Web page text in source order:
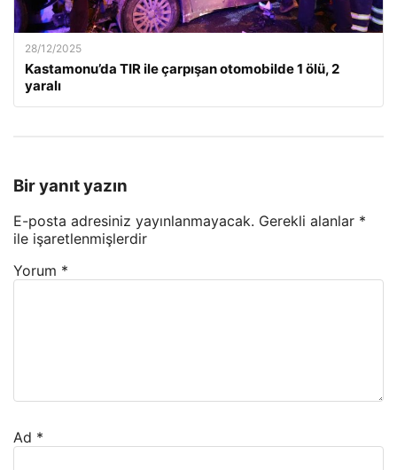
28/12/2025
Kastamonu’da TIR ile çarpışan otomobilde 1 ölü, 2
yaralı
Bir yanıt yazın
E-posta adresiniz yayınlanmayacak. Gerekli alanlar *
ile işaretlenmişlerdir
Yorum *
Ad *